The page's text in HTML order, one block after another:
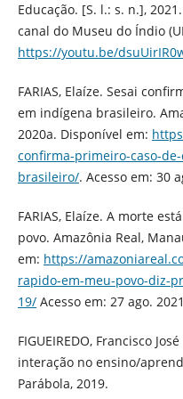
Educação. [S. l.: s. n.],
canal do Museu do Índio
https://youtu.be/
FARIAS, Elaíze. Sesai
em indígena brasileiro.
2020a. Disponível em:
confirma-primeiro-caso-
brasileiro/. Acesso em: 30
FARIAS, Elaíze. A morte
povo. Amazônia Real,
em: https://
rapido-em-meu-povo-diz-
19/Acesso em: 27 ago.
FIGUEIREDO, Francisco
interação no ensino/
Parábola, 2019.